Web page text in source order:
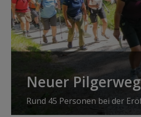
Neuer
Rund 45 Personen bei der